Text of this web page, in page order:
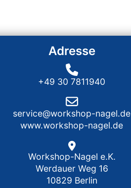
Adresse
+49 30 7811940
service@workshop-nagel.de
www.workshop-nagel.de
Workshop-Nagel e.K.
Werdauer Weg 16
10829 Berlin